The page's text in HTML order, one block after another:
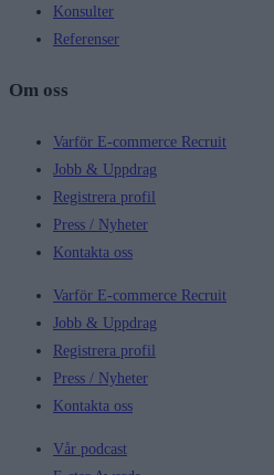
Konsulter
Referenser
Om oss
Varför E-commerce Recruit
Jobb & Uppdrag
Registrera profil
Press / Nyheter
Kontakta oss
Varför E-commerce Recruit
Jobb & Uppdrag
Registrera profil
Press / Nyheter
Kontakta oss
Vår podcast